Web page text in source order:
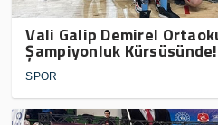
Vali Galip Demirel
Şampiyonluk Kürsüsünde!
SPOR